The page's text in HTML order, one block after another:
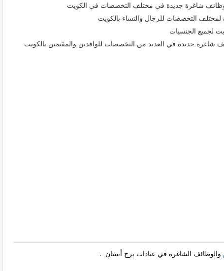
وظائف شاغرة جديدة في مختلف التخصصات في الكويت
التخصصات للرجال والنساء بالكويت
لجميع الجنسيات
شاغرة جديدة في العديد من التخصصات للوافدين والمقيمين بالكويت
والوظائف الشاغرة في عيادات برج أسنان .